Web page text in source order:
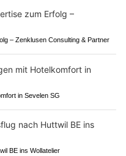
– Zenklusen Consulting & Partner
in Sevelen SG
BE ins Wollatelier